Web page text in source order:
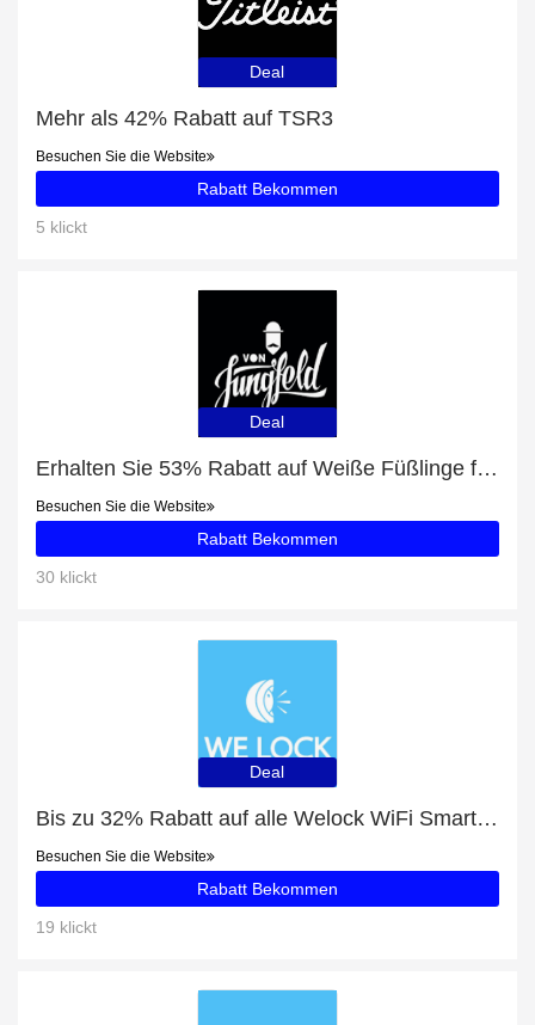
Deal
Mehr als 42% Rabatt auf TSR3
Besuchen Sie die Website
Rabatt Bekommen
5 klickt
Deal
Erhalten Sie 53% Rabatt auf Weiße Füßlinge für Damen im 2er Pack
Besuchen Sie die Website
Rabatt Bekommen
30 klickt
Deal
Bis zu 32% Rabatt auf alle Welock WiFi Smart Lock mit Tastenfeld PCB20
Besuchen Sie die Website
Rabatt Bekommen
19 klickt